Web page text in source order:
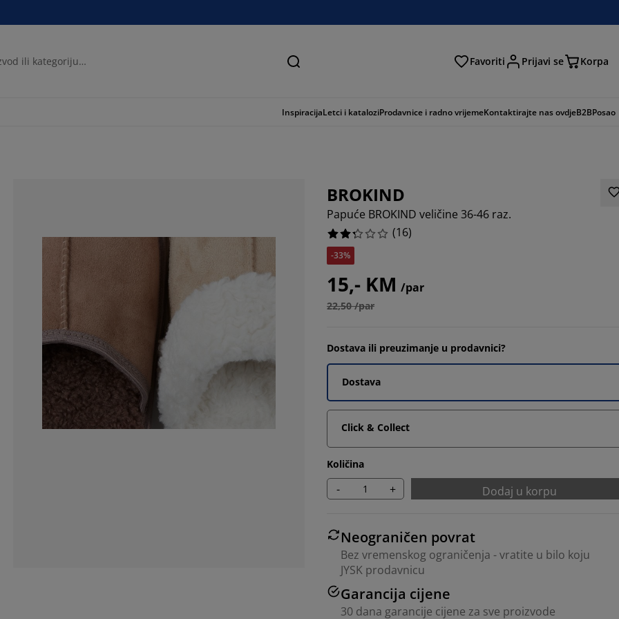
Traži Favoriti Prijavi se Korpa
InspiracijaLetci i kataloziProdavnice i radno vrijemeKontaktirajte nas ovdjeB2BPosao
BROKIND
Papuće BROKIND veličine 36-46 raz.
(16)
-33%
15,- KM /par
22,50 /par
Dostava ili preuzimanje u prodavnici?
Dostava
Click & Collect
Količina
- + Dodaj u korpu
Neograničen povrat
Bez vremenskog ograničenja - vratite u bilo koju
JYSK prodavnicu
Garancija cijene
30 dana garancije cijene za sve proizvode